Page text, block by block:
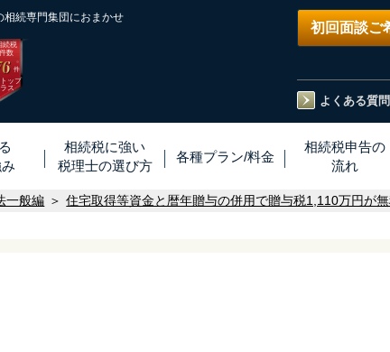
相続専門集団におまかせ
続税
数
※
件
ップ
ス
初回面談ご
よくある質問
相続税に強い
税理士の選び方
各種プラン/料金
相続税申告の
流れ
一般編 住宅取得等資金と暦年贈与の併用で贈与税1,110万円が無